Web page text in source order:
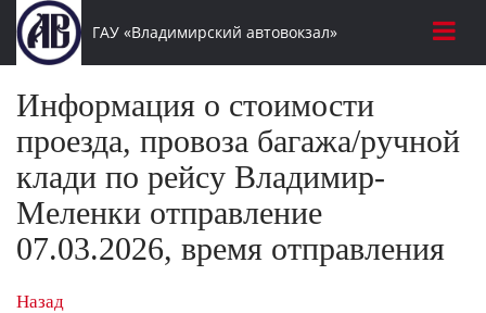
ГАУ «Владимирский автовокзал»
Информация о стоимости
проезда, провоза багажа/ручной
клади по рейсу Владимир-
Меленки отправление
07.03.2026, время отправления
Назад